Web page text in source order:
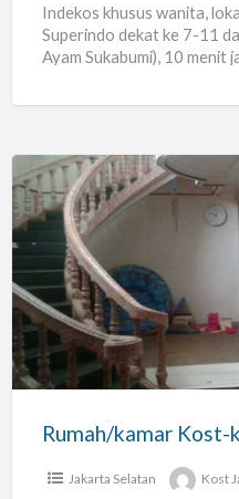
Indekos khusus wanita,
Superindo dekat ke 7-11
Ayam Sukabumi), 10 menit
Rumah/kamar
Kost-
kostan
Rumah/kamar Kost-
Jakarta Selatan Kost